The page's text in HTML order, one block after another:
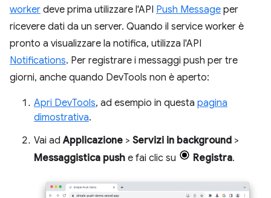
worker deve prima utilizzare l'API Push Message per
ricevere dati da un server. Quando il service worker è
pronto a visualizzare la notifica, utilizza l'API
Notifications. Per registrare i messaggi push per tre
giorni, anche quando DevTools non è aperto:
Apri DevTools, ad esempio in questa pagina
dimostrativa.
Vai adApplicazione > Servizi in background >
Messaggistica push e fai clic su Registra.